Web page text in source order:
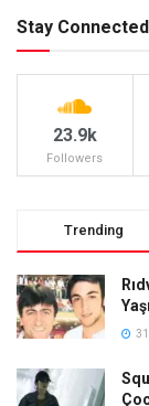
Stay
23.9k
Followers
Trending